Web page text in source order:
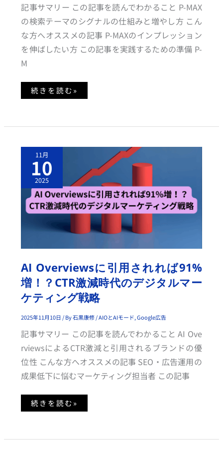
記事サマリー この記事を読んでわかること P-MAX
の検索テーマのシグナルの仕組みと増やし方 こん
な方へオススメの記事 P-MAXのインプレッション
を伸ばしたい方 この記事を実践するための準備 P-
M
し
て
成
果
を
伸
ば
す
続きを読む»
11月
10
2025
AI Overviewsに引用されれば91%
増！？CTR激減時代のデジタルマー
ケティング戦略
2025年11月10日 / By石黒康修/AIOとAIモード,Google広告
記事サマリー この記事を読んでわかること AI Ove
rviewsによるCTR激減と引用されるブランドの優
位性 こんな方へオススメの記事 SEO・広告運用の
成果低下に悩むマーケティング担当者 この記事
A
O
V
E
V
I
E
W
さ
れ
ば
9
1%
増！？
C
T
激
時
代
の
デ
ジ
タ
ル
マ
ケ
テ
ィ
ン
続きを読む»